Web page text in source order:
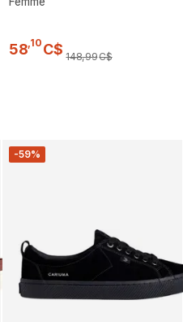
58,10 C$ 148,99C$
-59%